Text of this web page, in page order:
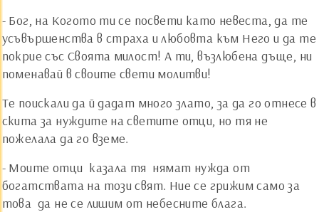
- Бог, на Когото ти се посвети като невеста, да те
усъвършенства в страха и любовта към Него и да те
покрие със Своята милост! А ти, възлюбена дъще, ни
поменавай в своите свети молитви!
Те поискали да й дадат много злато, за да го отнесе в
скита за нуждите на светите отци, но тя не
пожелала да го вземе.
- Моите отци ­ казала тя ­ нямат нужда от
богатствата на този свят. Ние се грижим само за
това ­ да не се лишим от небесните блага.